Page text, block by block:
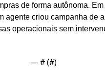
de forma autônoma. Em
agente criou campanha de
operacionais sem
— # (#)